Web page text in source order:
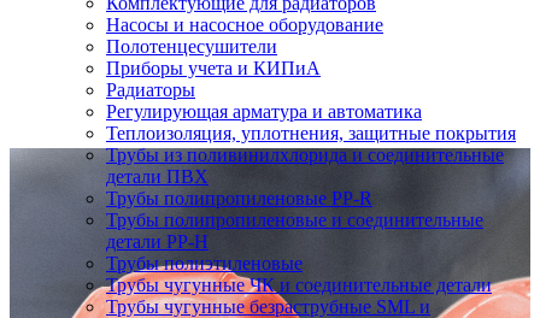
Насосы и насосное оборудование
Полотенцесушители
Приборы учета и КИПиА
Радиаторы
Регулирующая арматура и автоматика
Теплоизоляция, уплотнения, защитные покрытия
Трубы из поливинилхлорида и соединительные
детали ПВХ
Трубы полипропиленовые PP-R
Трубы полипропиленовые и соединительные
детали PP-H
Трубы полиэтиленовые
Трубы чугунные ЧК и соединительные детали
Трубы чугунные безраструбные SML и